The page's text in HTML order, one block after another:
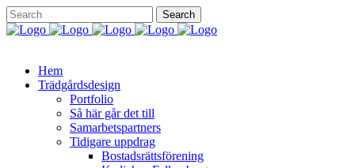
Hem
Trädgårdsdesign
Portfolio
Så här går det till
Samarbetspartners
Tidigare uppdrag
Bostadsrättsförening